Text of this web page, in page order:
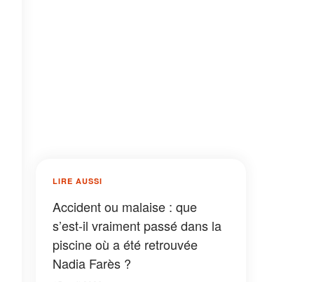
LIRE AUSSI
Accident ou malaise : que
s’est-il vraiment passé dans la
piscine où a été retrouvée
Nadia Farès ?